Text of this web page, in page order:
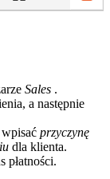
Sales .
a następnie
przyczynę
dla klienta.
płatności.